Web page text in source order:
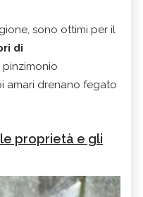
sono ottimi per il
di
pinzimonio
amari drenano fegato
le proprietà e gli